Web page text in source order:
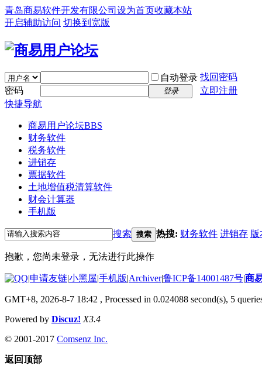
青岛商易软件开发有限公司 设为首页收藏本站
开启辅助访问 切换到宽版
自动登录 找回密码
密码
登录
立即注册
快捷导航
商易用户论坛BBS
财务软件
税务软件
进销存
票据软件
土地增值税清算软件
财会计算器
手机版
搜索 搜索 热搜: 财务软件 进销存 版
抱歉，您尚未登录，无法进行此操作
|申请友链|小黑屋|手机版|Archiver|鲁ICP备14001487号|商
GMT+8, 2026-8-7 18:42 , Processed in 0.024088 second(s), 5
Powered by Discuz! X3.4
© 2001-2017 Comsenz Inc.
返回顶部